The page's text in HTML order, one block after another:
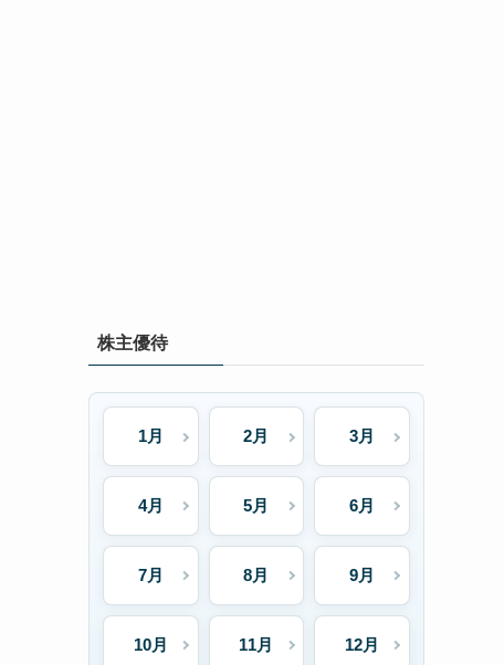
株主優待
1月 2月 3月
4月 5月 6月
7月 8月 9月
10月 11月 12月